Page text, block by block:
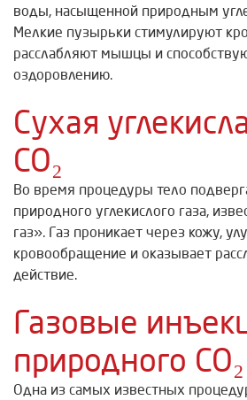
воды, насыщенной природным
Мелкие пузырьки стимулируют
расслабляют мышцы и
оздоровлению.
Сухая
CO₂
Во время процедуры тело
природного углекислого газа,
газ». Газ проникает через кожу,
кровообращение и оказывает
действие.
Газовые
природного CO₂
Одна из самых известных